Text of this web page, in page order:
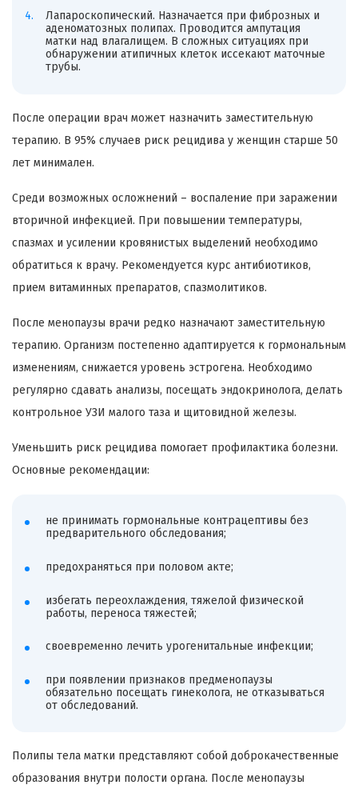
Лапароскопический. Назначается при фиброзных и
аденоматозных полипах. Проводится ампутация
матки над влагалищем. В сложных ситуациях при
обнаружении атипичных клеток иссекают маточные
трубы.
После операции врач может назначить заместительную
терапию. В 95% случаев риск рецидива у женщин старше 50
лет минимален.
Среди возможных осложнений – воспаление при заражении
вторичной инфекцией. При повышении температуры,
спазмах и усилении кровянистых выделений необходимо
обратиться к врачу. Рекомендуется курс антибиотиков,
прием витаминных препаратов, спазмолитиков.
После менопаузы врачи редко назначают заместительную
терапию. Организм постепенно адаптируется к гормональным
изменениям, снижается уровень эстрогена. Необходимо
регулярно сдавать анализы, посещать эндокринолога, делать
контрольное УЗИ малого таза и щитовидной железы.
Уменьшить риск рецидива помогает профилактика болезни.
Основные рекомендации:
не принимать гормональные контрацептивы без
предварительного обследования;
предохраняться при половом акте;
избегать переохлаждения, тяжелой физической
работы, переноса тяжестей;
своевременно лечить урогенитальные инфекции;
при появлении признаков предменопаузы
обязательно посещать гинеколога, не отказываться
от обследований.
Полипы тела матки представляют собой доброкачественные
образования внутри полости органа. После менопаузы